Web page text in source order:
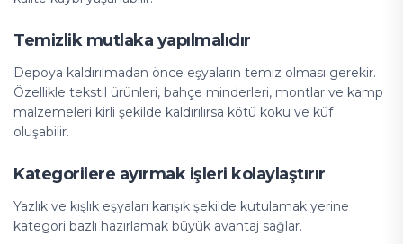
Temizlik mutlaka yapılmalıdır
Depoya kaldırılmadan önce eşyaların temiz olması gerekir.
Özellikle tekstil ürünleri, bahçe minderleri, montlar ve kamp
malzemeleri kirli şekilde kaldırılırsa kötü koku ve küf
oluşabilir.
Kategorilere ayırmak işleri kolaylaştırır
Yazlık ve kışlık eşyaları karışık şekilde kutulamak yerine
kategori bazlı hazırlamak büyük avantaj sağlar.